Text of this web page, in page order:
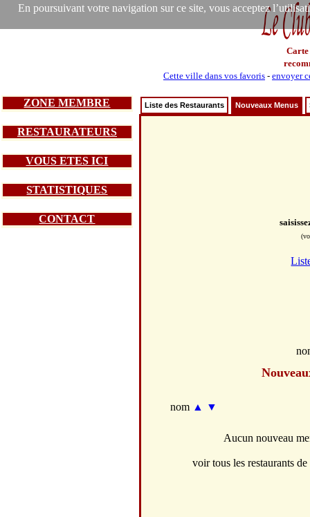
En poursuivant votre navigation sur ce site, vous acceptez
Carte
Cette ville dans vos favoris - envoyer
ZONE MEMBRE
RESTAURATEURS
VOUS ETES ICI
STATISTIQUES
CONTACT
Liste des Restaurants Nouveaux Menus
nom ▲ ▼
Aucun nouveau
voir tous les restaurants